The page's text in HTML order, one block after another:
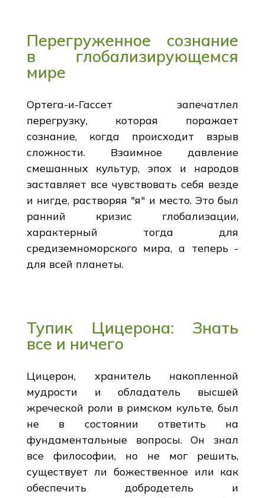
Перегруженное сознание
в глобализирующемся
мире
Ортега-и-Гассет запечатлел
перегрузку, которая поражает
сознание, когда происходит взрыв
сложности. Взаимное давление
смешанных культур, эпох и народов
заставляет все чувствовать себя везде
и нигде, растворяя "я" и место. Это был
ранний кризис глобализации,
характерный тогда для
средиземноморского мира, а теперь -
для всей планеты.
Тупик Цицерона: Знать
все и ничего
Цицерон, хранитель накопленной
мудрости и обладатель высшей
жреческой роли в римском культе, был
не в состоянии ответить на
фундаментальные вопросы. Он знал
все философии, но не мог решить,
существует ли божественное или как
обеспечить добродетель и